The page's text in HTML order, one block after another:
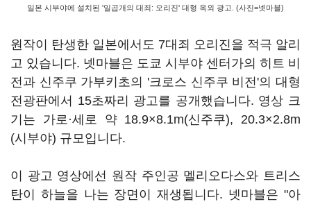
일본 시부야에 설치된 '일곱개의 대죄: 오리진' 대형 옥외 광고. (사진=넷마블)
원작이 탄생한 일본에서도 7대죄 오리진을 적극 알리
고 있습니다. 넷마블은 도쿄 시부야 센터가의 히트 비
전과 신주쿠 가부키초의 '크로스 신주쿠 비전'의 대형
전광판에서 15초짜리 광고를 공개했습니다. 영상 크
기는 가로·세로 약 18.9×8.1m(신주쿠), 20.3×2.8m
(시부야) 규모입니다.
이 광고 영상에선 원작 주인공 멜리오다스와 트리스
탄이 하늘을 나는 장면이 재생됩니다. 넷마블은 "아